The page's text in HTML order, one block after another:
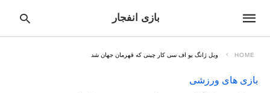
بازی انفجار
HOME ویل ژانگ یو اف سی کار چینی که قهرمان جهان شد
بازی های ورزشی